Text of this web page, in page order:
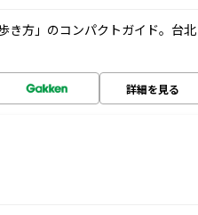
き方」のコンパクトガイド。台北
詳細を見る